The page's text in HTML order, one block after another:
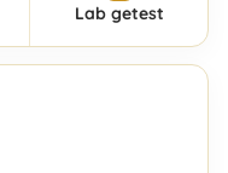
Lab getest